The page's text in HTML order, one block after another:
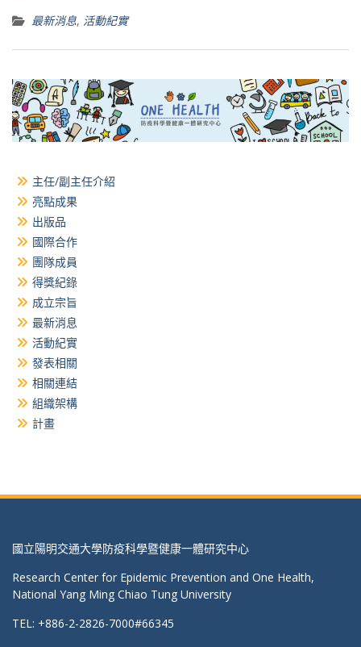
最新消息, 活動紀實
主任/副主任介紹
亮點成果
出版品
國際合作
團隊成員
得獎紀錄
成立宗旨
最新消息
活動紀實
發表相關
相關連結
組織架構
計畫
國立陽明交通大學防疫科學暨健康一體研究中心
Research Center for Epidemic Prevention and One Health,
National Yang Ming Chiao Tung University
TEL: +886-2-2826-7000#66345